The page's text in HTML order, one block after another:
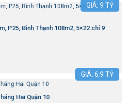
GIÁ:9 TỶ
P25, Bình Thạnh 108m2, 5×22 chỉ 9
GIÁ: 6,9 TỶ
Hai Quận 10